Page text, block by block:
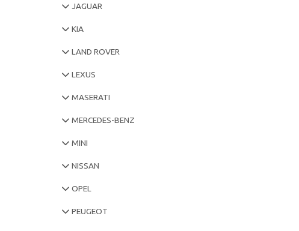
JAGUAR
KIA
LAND ROVER
LEXUS
MASERATI
MERCEDES-BENZ
MINI
NISSAN
OPEL
PEUGEOT